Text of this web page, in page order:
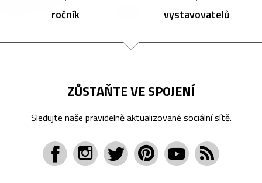
ročník vystavovatelů
ZŮSTAŇTE VE SPOJENÍ
Sledujte naše pravidelně aktualizované sociální sítě.